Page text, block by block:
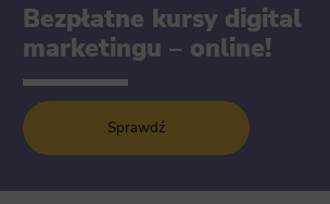
Bezpłatne kursy digital
marketingu – online!
Sprawdź